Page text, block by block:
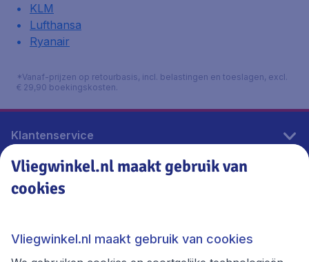
KLM
Lufthansa
Ryanair
*Vanaf-prijzen op retourbasis, incl. belastingen en toeslagen, excl.
€ 29,90 boekingskosten.
Klantenservice
Vliegwinkel.nl
Thema's
Vliegwinkel.nl maakt gebruik van
cookies
Vliegwinkel.nl maakt gebruik van cookies